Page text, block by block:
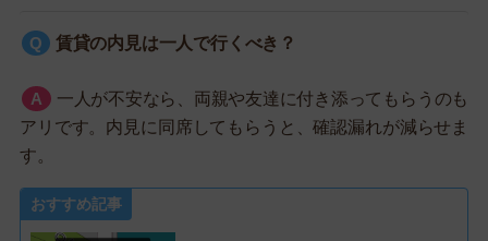
賃貸の内見は一人で行くべき？
一人が不安なら、両親や友達に付き添ってもらうのも
アリです。内見に同席してもらうと、確認漏れが減らせま
す。
おすすめ記事